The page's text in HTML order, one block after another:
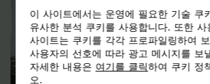
이 사이트에서는 운영에 필요한 기술 쿠
유사한 분석 쿠키를 사용합니다. 또한 사
사이트는 쿠키를 각각 프로파일링하여
사용자의 선호에 따라 광고 메시지를 보
자세한 내용은 여기를 클릭하여 쿠키 정
오.